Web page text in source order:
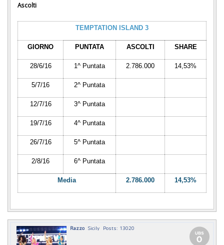
Ascolti
TEMPTATION ISLAND 3
GIORNO PUNTATA ASCOLTI SHARE
28/6/16 1^ Puntata 2.786.000 14,53%
5/7/16 2^ Puntata
12/7/16 3^ Puntata
19/7/16 4^ Puntata
26/7/16 5^ Puntata
2/8/16 6^ Puntata
Media 2.786.000 14,53%
Razzo Sicily Posts: 13020